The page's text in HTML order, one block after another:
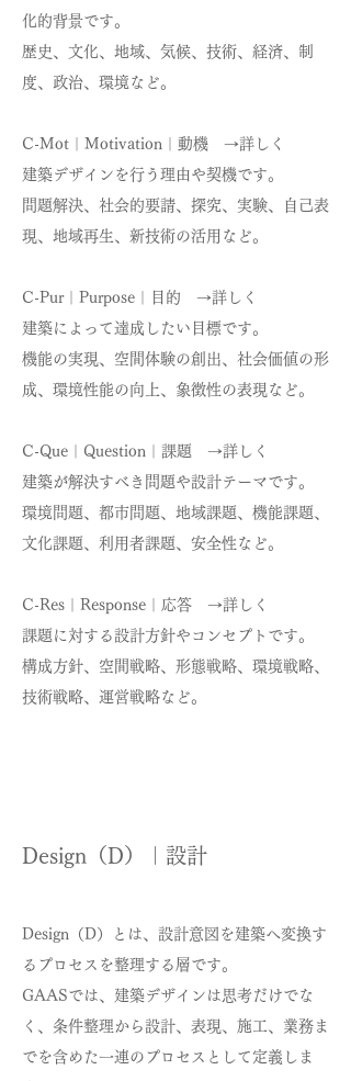
化的背景です。
歴史、文化、地域、気候、技術、経済、制
度、政治、環境など。
C-Mot｜Motivation｜動機 →詳しく
建築デザインを行う理由や契機です。
問題解決、社会的要請、探究、実験、自己表
現、地域再生、新技術の活用など。
C-Pur｜Purpose｜目的 →詳しく
建築によって達成したい目標です。
機能の実現、空間体験の創出、社会価値の形
成、環境性能の向上、象徴性の表現など。
C-Que｜Question｜課題 →詳しく
建築が解決すべき問題や設計テーマです。
環境問題、都市問題、地域課題、機能課題、
文化課題、利用者課題、安全性など。
C-Res｜Response｜応答 →詳しく
課題に対する設計方針やコンセプトです。
構成方針、空間戦略、形態戦略、環境戦略、
技術戦略、運営戦略など。
Design（D）｜設計
Design（D）とは、設計意図を建築へ変換す
るプロセスを整理する層です。
GAASでは、建築デザインは思考だけでな
く、条件整理から設計、表現、施工、業務ま
でを含めた一連のプロセスとして定義しま